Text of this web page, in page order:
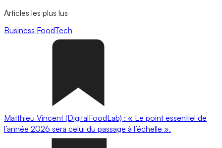
Articles les plus lus
Business FoodTech
Matthieu Vincent (DigitalFoodLab) : « Le point essentiel de
l’année 2026 sera celui du passage à l’échelle ».